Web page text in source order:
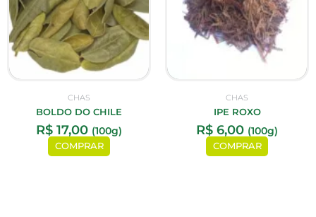
CHAS
BOLDO DO CHILE
R$ 17,00 (100g)
COMPRAR
CHAS
IPE ROXO
R$ 6,00 (100g)
COMPRAR